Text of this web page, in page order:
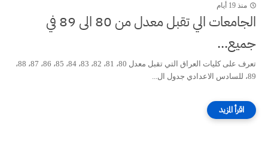
منذ 19 أيام
الجامعات الي تقبل معدل من 80 الى 89 في
جميع...
تعرف على كليات العراق التي تقبل معدل 80، 81، 82، 83، 84، 85، 86، 87، 88،
89، للسادس الاعدادي جدول ال...